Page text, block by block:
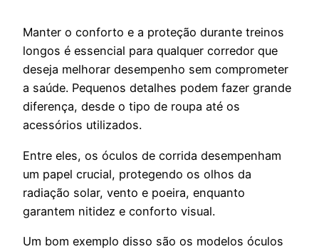
Manter o conforto e a proteção durante treinos
longos é essencial para qualquer corredor que
deseja melhorar desempenho sem comprometer
a saúde. Pequenos detalhes podem fazer grande
diferença, desde o tipo de roupa até os
acessórios utilizados.
Entre eles, os óculos de corrida desempenham
um papel crucial, protegendo os olhos da
radiação solar, vento e poeira, enquanto
garantem nitidez e conforto visual.
Um bom exemplo disso são os modelos óculos